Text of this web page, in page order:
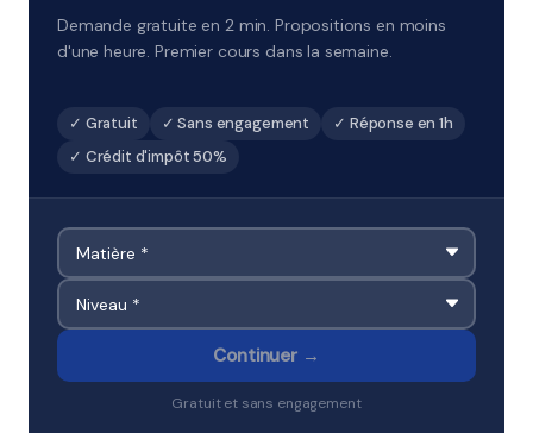
Demande gratuite en 2 min. Propositions en moins
d'une heure. Premier cours dans la semaine.
✓ Gratuit ✓ Sans engagement
✓ Réponse en 1h
✓ Crédit d'impôt 50%
Continuer →
Gratuit et sans engagement